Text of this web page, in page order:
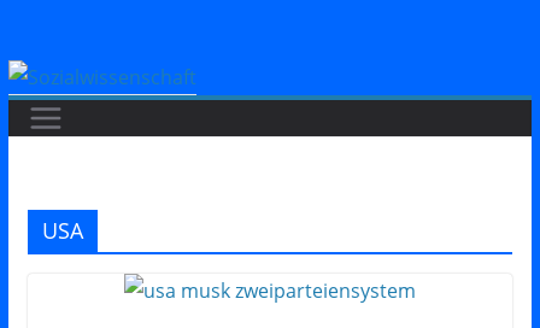
Inhalt
springen
USA